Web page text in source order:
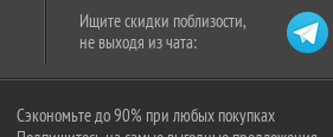
Ищите скидки поблизости,
не выходя из чата:
Сэкономьте до 90% при любых покупках